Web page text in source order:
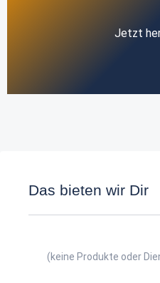
Jetzt
Das bieten wir Dir
(keine Produkte oder